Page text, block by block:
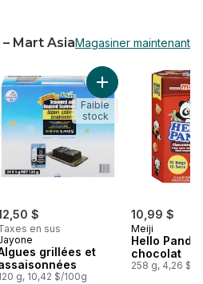
Mart AsiaMagasiner maintenant
– Mart Asia
Noix de cajou salées au panier
$
en sus
grillées et
g, 10,42 $/100g
Ajouter Algues
Faible
stock
10,99 $
Meiji
Hello Panda
chocolat
258 g, 4,26 $/